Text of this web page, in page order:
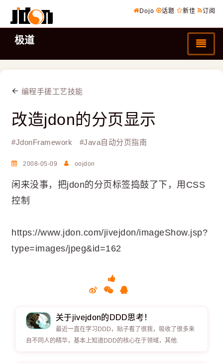
Dojo 话题 新佳 订阅
极道
编程手搓工艺技能
改造jdon的分页显示
#JdonFramework #Java自动分页指南
2008-05-09 oojdon
闲来没事，把jdon的分页标签捣鼓了下，用CSS
控制
https://www.jdon.com/jivejdon/imageShow.jsp?
type=images/jpeg&id=162
关于jivejdon的DDD思考！
最近一直在学习DDD，贴子看了很我，吸收了很多来
自不同人的精华，基本上知道DDD的核心在于领域，其他.